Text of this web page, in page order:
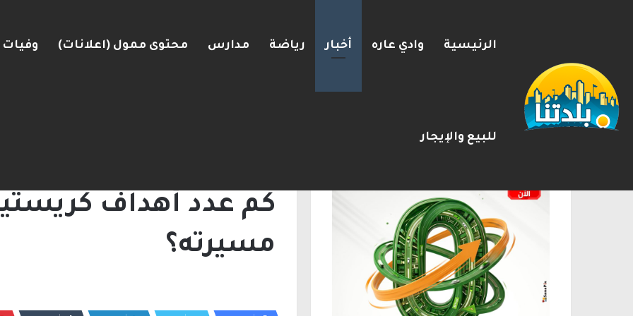
الرئيسية وادي عاره أخبار رياضة مدارس محتوى ممول (اعلانات) وفيات
للبيع والإيجار
يوآف سيغالوفيتش يستقيل من الكنيست ويغادر “يش عتيد”.. وترقب لوجهته
كم عدد أهداف
مسيرته؟
الإعلانات